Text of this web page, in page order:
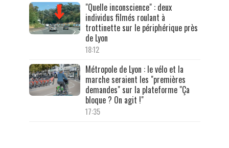
"Quelle inconscience" : deux
individus filmés roulant à
trottinette sur le périphérique près
de Lyon
18:12
Métropole de Lyon : le vélo et la
marche seraient les "premières
demandes" sur la plateforme "Ça
bloque ? On agit !"
17:35